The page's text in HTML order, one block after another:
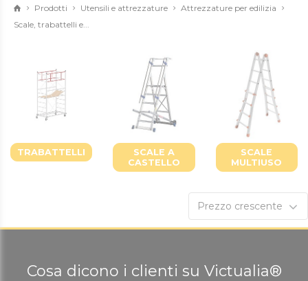
Prodotti Utensili e attrezzature
Attrezzature per edilizia
Scale, trabattelli e...
TRABATTELLI
SCALE A
CASTELLO
SCALE
MULTIUSO
Prezzo crescente
Cosa dicono i clienti su Victualia®